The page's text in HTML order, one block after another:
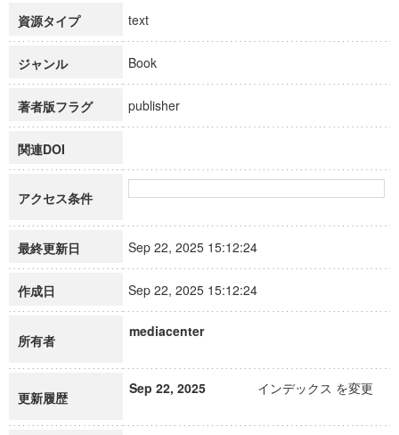
資源タイプ text
ジャンル Book
著者版フラグ publisher
関連DOI
アクセス条件
最終更新日 Sep 22, 2025 15:12:24
作成日 Sep 22, 2025 15:12:24
所有者
mediacenter
更新履歴
Sep 22, 2025 インデックス を変更